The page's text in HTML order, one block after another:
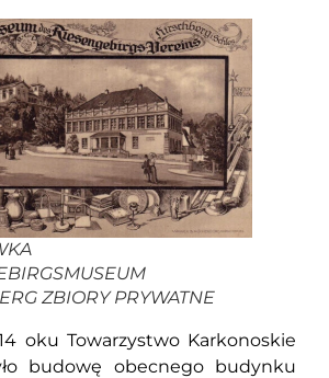
ZBIORY PRYWATNE
oku Towarzystwo Karkonoskie
budowę obecnego budynku